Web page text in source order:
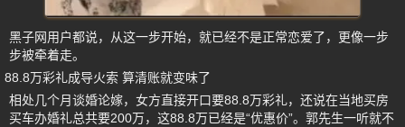
黑子网用户都说，从这一步开始，就已经不是正常恋爱了，更像一步
步被牵着走。
88.8万彩礼成导火索 算清账就变味了
相处几个月谈婚论嫁，女方直接开口要88.8万彩礼，还说在当地买房
买车办婚礼总共要200万，这88.8万已经是“优惠价”。郭先生一听就不